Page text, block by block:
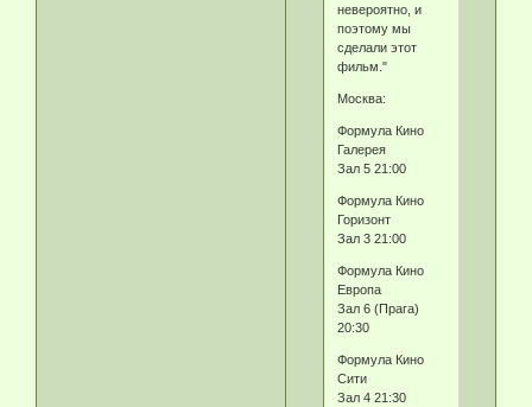
невероятно, и
поэтому мы
сделали этот
фильм."
Москва:
Формула Кино
Галерея
Зал 5 21:00
Формула Кино
Горизонт
Зал 3 21:00
Формула Кино
Европа
Зал 6 (Прага)
20:30
Формула Кино
Сити
Зал 4 21:30